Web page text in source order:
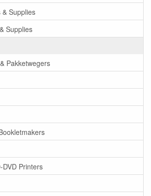
Supplies
Supplies
Pakketwegers
Printers